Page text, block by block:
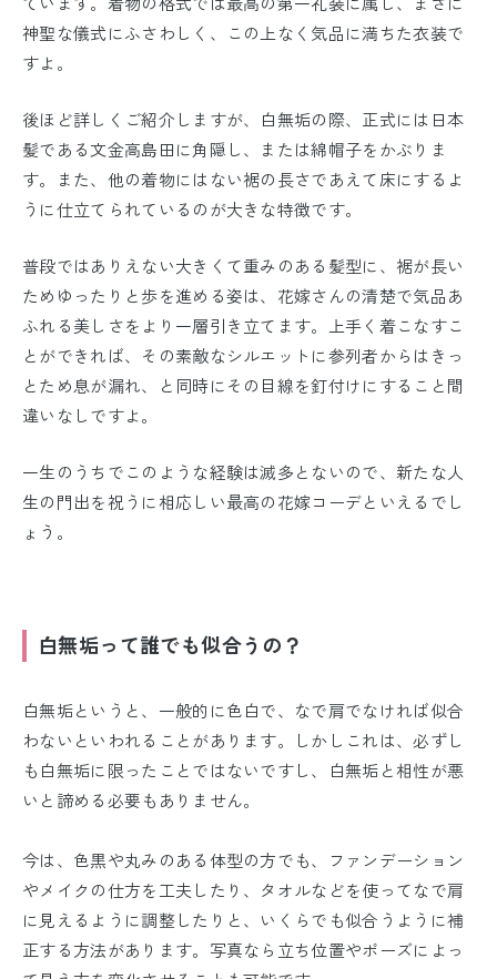
神聖な儀式にふさわしく、この上なく気品に満ちた衣装で
すよ。
後ほど詳しくご紹介しますが、白無垢の際、正式には日本
髪である文金高島田に角隠し、または綿帽子をかぶりま
す。また、他の着物にはない裾の長さであえて床にするよ
うに仕立てられているのが大きな特徴です。
普段ではありえない大きくて重みのある髪型に、裾が長い
ためゆったりと歩を進める姿は、花嫁さんの清楚で気品あ
ふれる美しさをより一層引き立てます。上手く着こなすこ
とができれば、その素敵なシルエットに参列者からはきっ
とため息が漏れ、と同時にその目線を釘付けにすること間
違いなしですよ。
一生のうちでこのような経験は滅多とないので、新たな人
生の門出を祝うに相応しい最高の花嫁コーデといえるでし
ょう。
白無垢って誰でも似合うの？
白無垢というと、一般的に色白で、なで肩でなければ似合
わないといわれることがあります。しかしこれは、必ずし
も白無垢に限ったことではないですし、白無垢と相性が悪
いと諦める必要も ありません。
今は、色黒や丸みのある体型の方でも、ファンデーション
やメイクの仕方を工夫したり、タオルなどを使ってなで肩
に見えるように調整したりと、いくらでも似合うように補
正する方法があります。 写真なら立ち位置やポーズによっ